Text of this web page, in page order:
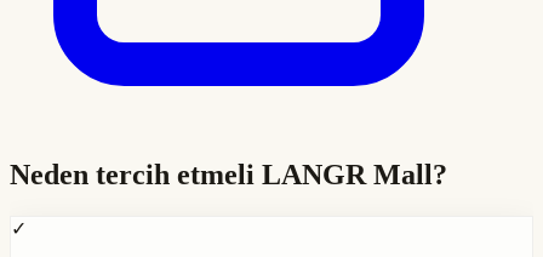
Neden tercih etmeli LANGR Mall?
✓